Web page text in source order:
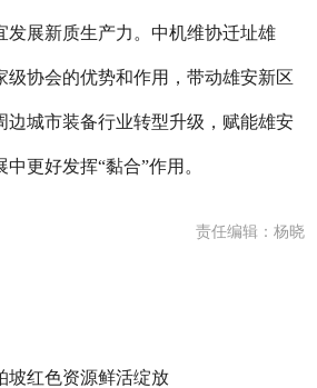
发展新质生产力。中机维协迁址雄
级协会的优势和作用，带动雄安新区
边城市装备行业转型升级，赋能雄安
更好发挥“黏合”作用。
责任编辑：杨晓
坡红色资源鲜活绽放